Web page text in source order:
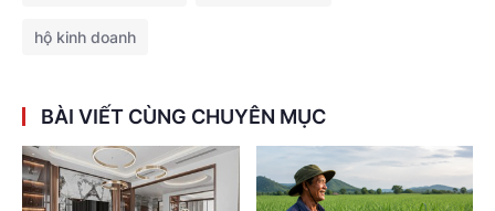
hộ kinh doanh
BÀI VIẾT CÙNG CHUYÊN MỤC